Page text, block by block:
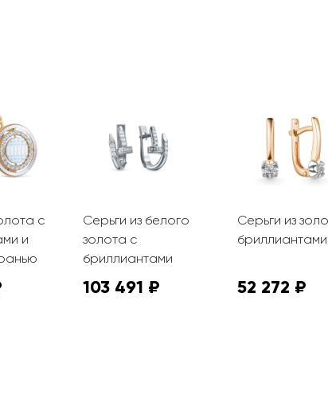
с
и
Серьги из белого
золота с
бриллиантами
103 491 ₽
Серьги из
бриллиантами
52 272 ₽